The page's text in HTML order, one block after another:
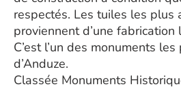
respectés. Les tuiles les plus
proviennent d’une fabrication
C’est l’un des monuments
d’Anduze.
Classée Monuments